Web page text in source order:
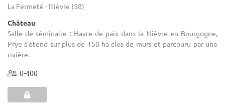
La Fermeté - Nièvre (58)
Château
Salle de séminaire : Havre de paix dans la Nièvre en Bourgogne,
Prye s'étend sur plus de 150 ha clos de murs et parcouru par une
rivière.
0-400